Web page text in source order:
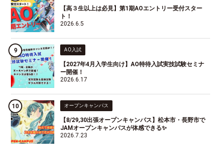
【高３生以上は必見】第1期AOエントリー受付スター
ト！
2026.6.5
AO入試
【2027年4月入学生向け】AO特待入試実技試験セミナ
ー開催！
2026.6.17
オープンキャンパス
【8/29,30出張オープンキャンパス】松本市・長野市で
JAMオープンキャンパスが体感できる✨
2026.7.23